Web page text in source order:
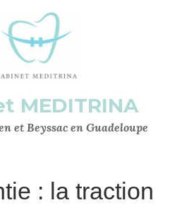
MEDITRINA
et Beyssac en Guadeloupe
: la traction